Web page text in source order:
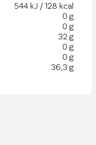
544 kJ / 128 kcal
0 g
0 g
32 g
0 g
0 g
36,3 g